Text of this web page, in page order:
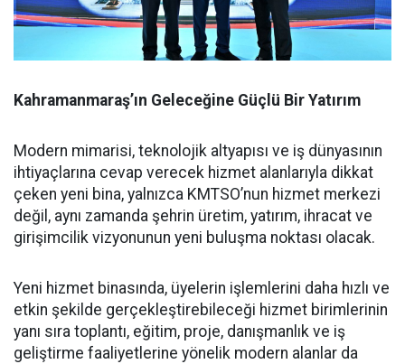
Kahramanmaraş’ın Geleceğine Güçlü Bir Yatırım
Modern mimarisi, teknolojik altyapısı ve iş dünyasının
ihtiyaçlarına cevap verecek hizmet alanlarıyla dikkat
çeken yeni bina, yalnızca KMTSO’nun hizmet merkezi
değil, aynı zamanda şehrin üretim, yatırım, ihracat ve
girişimcilik vizyonunun yeni buluşma noktası olacak.
Yeni hizmet binasında, üyelerin işlemlerini daha hızlı ve
etkin şekilde gerçekleştirebileceği hizmet birimlerinin
yanı sıra toplantı, eğitim, proje, danışmanlık ve iş
geliştirme faaliyetlerine yönelik modern alanlar da